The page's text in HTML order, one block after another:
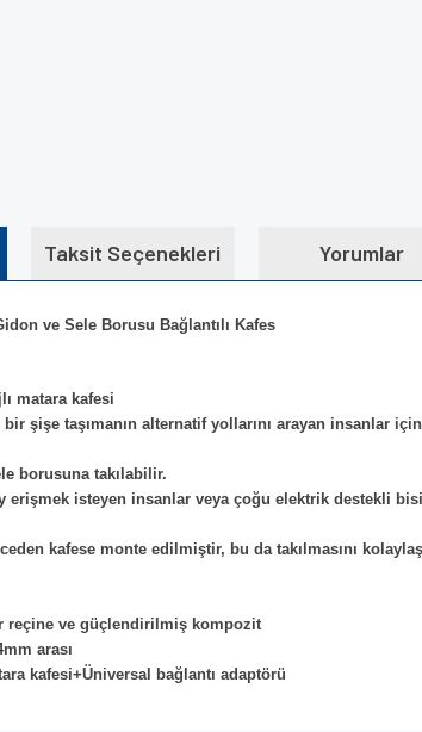
Taksit Seçenekleri Yorumlar
ve Sele Borusu Bağlantılı Kafes
matara kafesi
bir şişe taşımanın alternatif yollarını arayan
borusuna takılabilir.
erişmek isteyen insanlar veya çoğu elektrik destekli
kafese monte edilmiştir, bu da takılmasını
reçine ve güçlendirilmiş kompozit
arası
kafesi+Üniversal bağlantı adaptörü